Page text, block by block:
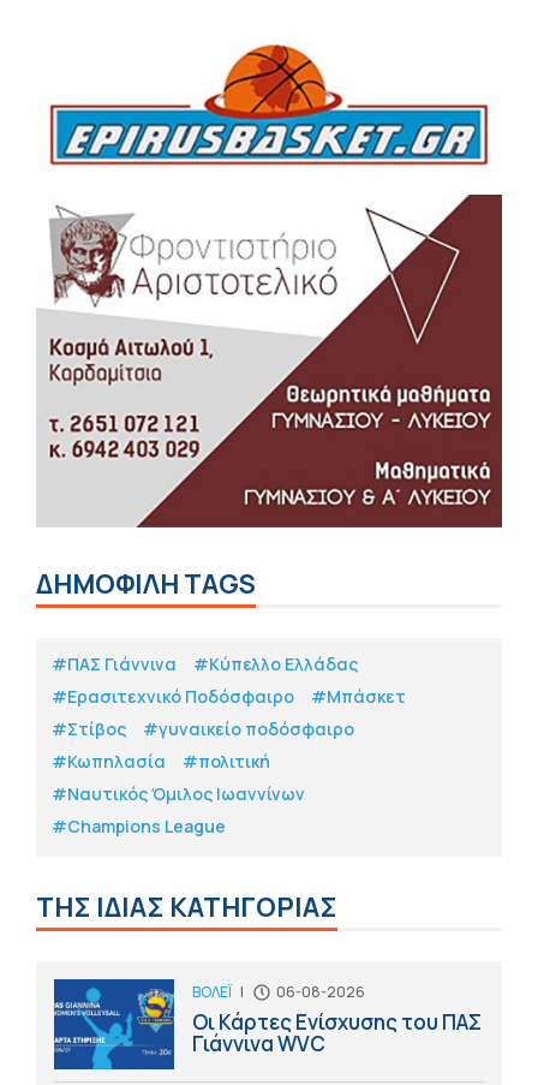
ΔΗΜΟΦΙΛΗ TAGS
#ΠΑΣ Γιάννινα
#Κύπελλο Ελλάδας
#Eρασιτεχνικό Ποδόσφαιρο
#Μπάσκετ
#Στίβος
#γυναικείο ποδόσφαιρο
#Κωπηλασία
#πολιτική
#Ναυτικός Όμιλος Ιωαννίνων
#Champions League
ΤΗΣ ΙΔΙΑΣ ΚΑΤΗΓΟΡΙΑΣ
ΒΟΛΕΪ | 06-08-2026
Οι Κάρτες Ενίσχυσης του ΠΑΣ
Γιάννινα WVC